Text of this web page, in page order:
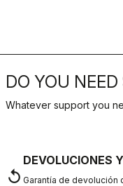
DO YOU
Whatever support you
replay
DEVOLUCIONES
Garantía de devolución